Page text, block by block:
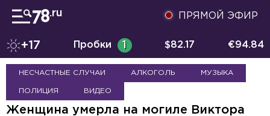
ПРЯМОЙ ЭФИР
+17 Пробки 1 $82.17 €94.84
НЕСЧАСТНЫЕ СЛУЧАИ АЛКОГОЛЬ МУЗЫКА
ПОЛИЦИЯ ВИДЕО
Женщина умерла на могиле Виктора